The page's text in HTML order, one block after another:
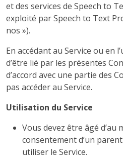
et des services de Speech to
exploité par Speech to Text
nos »).
En accédant au Service ou en
d’être lié par les présentes
d’accord avec une partie des
pas accéder au Service.
Utilisation du Service
Vous devez être âgé d’au
consentement d’un
utiliser le Service.